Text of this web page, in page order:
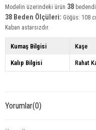
Modelin üzerindeki ürün 38
38 Beden Ölçüleri: Göğüs: 108
Kaban astarsızdır.
Kumaş Bilgisi Kaşe
Kalıp Bilgisi Rahat
Yorumlar(0)